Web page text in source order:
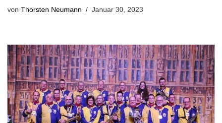
von Thorsten Neumann Januar 30, 2023